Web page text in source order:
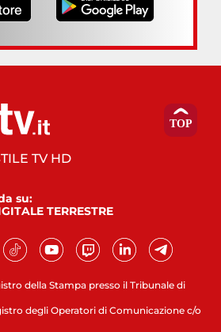
della Stampa presso il Tribunale di
degli Operatori di Comunicazione c/o
TV HD
su:
TERRESTRE